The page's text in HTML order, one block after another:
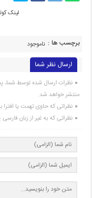
لینک
برچسب ها : ناموجود
ارسال نظر شما
نظرات ارسال شده توسط شما،
منتشر خواهد شد.
نظراتی که حاوی تهمت یا
نظراتی که به غیر از زبان